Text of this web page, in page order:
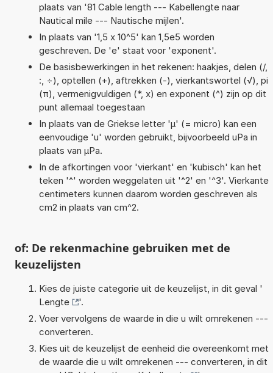
plaats van '81 Cable length --- Kabellengte naar
Nautical mile --- Nautische mijlen'.
In plaats van '1,5 x 10^5' kan 1,5e5 worden
geschreven. De 'e' staat voor 'exponent'.
De basisbewerkingen in het rekenen: haakjes, delen (/,
:, ÷), optellen (+), aftrekken (-), vierkantswortel (√), pi
(π), vermenigvuldigen (*, x) en exponent (^) zijn op dit
punt allemaal toegestaan
In plaats van de Griekse letter 'µ' (= micro) kan een
eenvoudige 'u' worden gebruikt, bijvoorbeeld uPa in
plaats van µPa.
In de afkortingen voor 'vierkant' en 'kubisch' kan het
teken '^' worden weggelaten uit '^2' en '^3'. Vierkante
centimeters kunnen daarom worden geschreven als
cm2 in plaats van cm^2.
of: De rekenmachine gebruiken met de
keuzelijsten
Kies de juiste categorie uit de keuzelijst, in dit geval '
Lengte
'.
Voer vervolgens de waarde in die u wilt omrekenen ---
converteren.
Kies uit de keuzelijst de eenheid die overeenkomt met
de waarde die u wilt omrekenen --- converteren, in dit